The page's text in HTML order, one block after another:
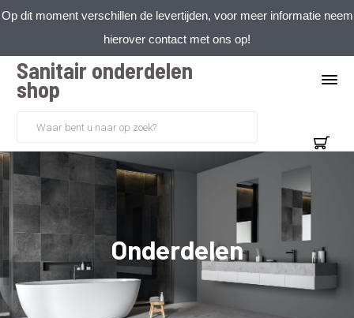
Op dit moment verschillen de levertijden, voor meer informatie neem
hierover contact met ons op!
Sanitair onderdelen
shop
Onderdelen